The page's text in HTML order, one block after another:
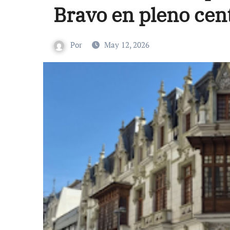
Bravo en pleno
Por May 12, 2026